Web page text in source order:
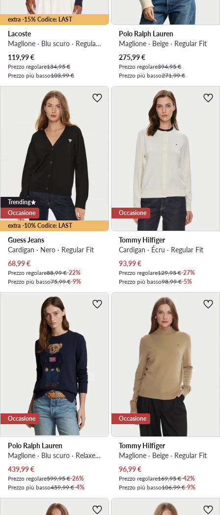
extra -15% Codice: LAST
Lacoste
Maglione · Blu scuro · Regular Fit
Prezzo attuale
119,99€
Prezzo regolare134,95 €
Prezzo più basso103,99 €
Polo Ralph Lauren
Maglione · Beige · Regular Fit
Prezzo attuale
275,99€
Prezzo regolare394,95 €
Prezzo più basso271,99 €
extra -10% Codice: LAST
Trending
Occasione
Guess Jeans
Cardigan · Nero · Regular Fit
Prezzo attuale
68,99€
Prezzo regolare88,99 €-22%
Prezzo più basso75,99 €-9%
Occasione
Tommy Hilfiger
Cardigan · Écru · Regular Fit
Prezzo attuale
93,99€
Prezzo regolare129,95 €-27%
Prezzo più basso98,99 €-5%
Occasione
Polo Ralph Lauren
Maglione · Blu scuro · Relaxed Fit
Prezzo attuale
439,99€
Prezzo regolare599,95 €-26%
Prezzo più basso459,99 €-4%
Occasione
Tommy Hilfiger
Maglione · Beige · Regular Fit
Prezzo attuale
96,99€
Prezzo regolare169,95 €-42%
Prezzo più basso106,99 €-9%